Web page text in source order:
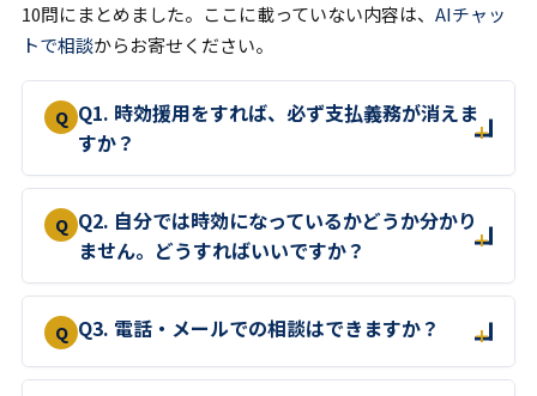
10問にまとめました。ここに載っていない内容は、 AIチャッ
トで相談からお寄せください。
Q1. 時効援用をすれば、必ず支払義務が消えま
すか？
Q2. 自分では時効になっているかどうか分かり
ません。どうすればいいですか？
Q3. 電話・メールでの相談はできますか？